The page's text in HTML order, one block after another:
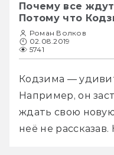
Почему все
Потому что
Роман Волков
02.08.2019
5741
Кодзима —
Например, он
ждать свою
неё не